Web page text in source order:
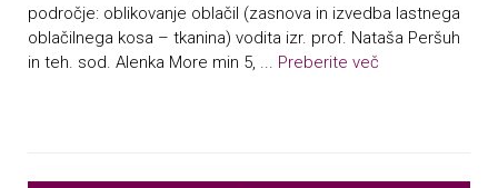
področje: oblikovanje oblačil (zasnova in izvedba lastnega
oblačilnega kosa – tkanina) vodita izr. prof. Nataša Peršuh
in teh. sod. Alenka More min 5, ... Preberite več